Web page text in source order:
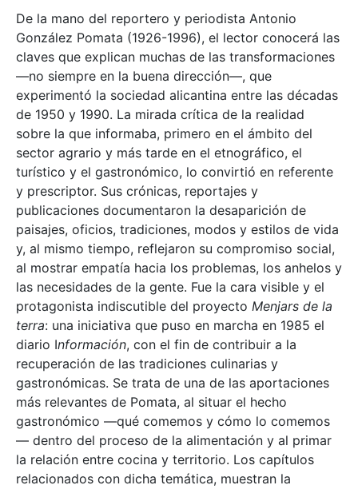
De la mano del reportero y periodista Antonio
González Pomata (1926-1996), el lector conocerá las
claves que explican muchas de las transformaciones
—no siempre en la buena dirección—, que
experimentó la sociedad alicantina entre las décadas
de 1950 y 1990. La mirada crítica de la realidad
sobre la que informaba, primero en el ámbito del
sector agrario y más tarde en el etnográfico, el
turístico y el gastronómico, lo convirtió en referente
y prescriptor. Sus crónicas, reportajes y
publicaciones documentaron la desaparición de
paisajes, oficios, tradiciones, modos y estilos de vida
y, al mismo tiempo, reflejaron su compromiso social,
al mostrar empatía hacia los problemas, los anhelos y
las necesidades de la gente. Fue la cara visible y el
protagonista indiscutible del proyecto Menjars de la
terra: una iniciativa que puso en marcha en 1985 el
diario Información, con el fin de contribuir a la
recuperación de las tradiciones culinarias y
gastronómicas. Se trata de una de las aportaciones
más relevantes de Pomata, al situar el hecho
gastronómico —qué comemos y cómo lo comemos
— dentro del proceso de la alimentación y al primar
la relación entre cocina y territorio. Los capítulos
relacionados con dicha temática, muestran la